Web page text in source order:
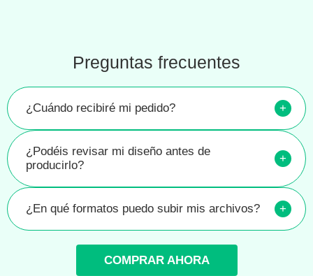
Preguntas frecuentes
¿Cuándo recibiré mi pedido? +
¿Podéis revisar mi diseño antes de
producirlo?
+
¿En qué formatos puedo subir mis archivos? +
COMPRAR AHORA